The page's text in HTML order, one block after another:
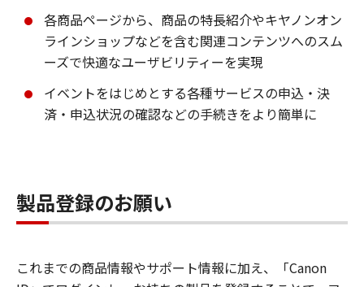
各商品ページから、商品の特長紹介やキヤノンオン
ラインショップなどを含む関連コンテンツへのスム
ーズで快適なユーザビリティーを実現
イベントをはじめとする各種サービスの申込・決
済・申込状況の確認などの手続きをより簡単に
製品登録のお願い
これまでの商品情報やサポート情報に加え、「Canon